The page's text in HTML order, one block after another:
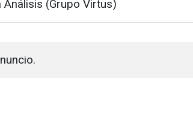
Análisis (Grupo Virtus)